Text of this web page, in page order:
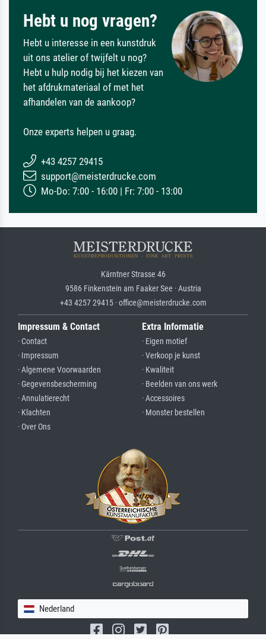
Hebt u nog vragen?
Hebt u interesse in een kunstdruk
uit ons atelier of twijfelt u nog?
Hebt u hulp nodig bij het kiezen van
het afdrukmateriaal of met het
afhandelen van de aankoop?
Onze experts helpen u graag.
+43 4257 29415
support@meisterdrucke.com
Mo-Do: 7:00 - 16:00 | Fr: 7:00 - 13:00
Kärntner Strasse 46
9586 Finkenstein am Faaker See · Austria
+43 4257 29415 · office@meisterdrucke.com
Impressum & Contact
· Contact
· Impressum
· Algemene Voorwaarden
· Gegevensbescherming
· Annulatierecht
· Klachten
· Over Ons
Extra Informatie
· Eigen motief
· Verkoop je kunst
· Kwaliteit
· Beelden van ons werk
· Accessoires
· Monster bestellen
Nederland